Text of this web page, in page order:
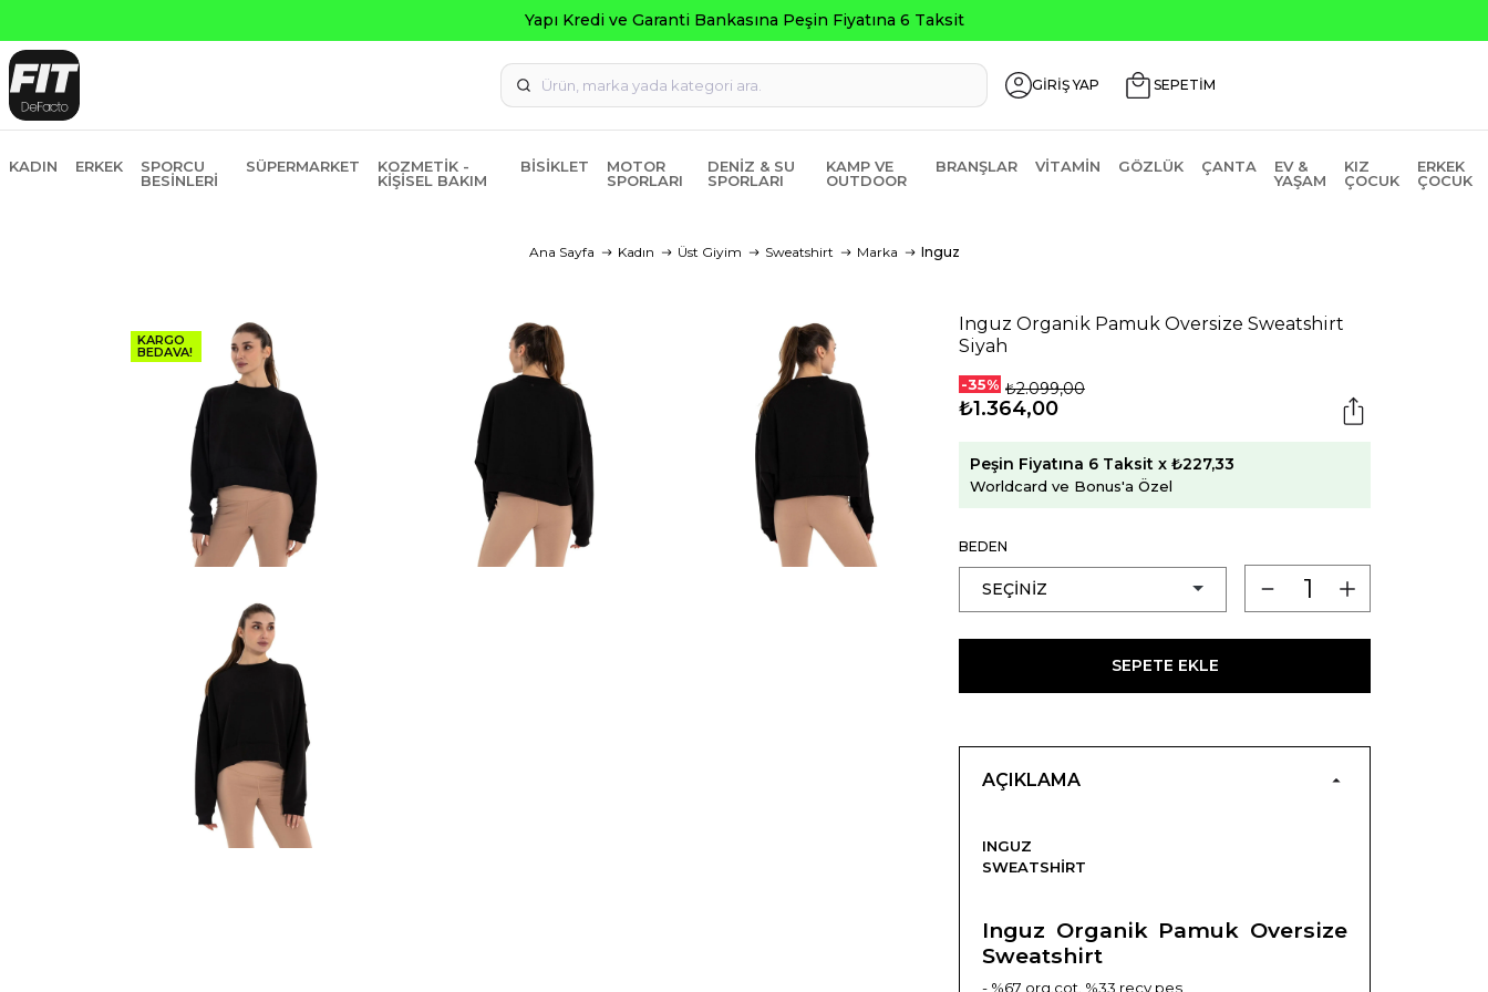
Seçili Ürünlerde ₺2000 Üzeri ₺200 İndirim Kodu: AGUSTOS200
GİRİŞ YAP SEPETİM
KADIN ERKEK
SPORCU
BESINLERI
SÜPERMARKET
KOZMETIK -
KIŞISEL BAKIM
BISIKLET
MOTOR
SPORLARI
DENIZ & SU
SPORLARI
KAMP VE
OUTDOOR
BRANŞLAR VITAMIN GÖZLÜK ÇANTA
EV &
YAŞAM
KIZ
ÇOCUK
ERKEK
ÇOCUK
Ana Sayfa Kadın Üst Giyim Sweatshirt Marka Inguz
KARGO
BEDAVA!
Inguz Organik Pamuk Oversize Sweatshirt
Siyah
-35% ₺2.099,00
₺1.364,00
Peşin Fiyatına 6 Taksit x ₺227,33
Worldcard ve Bonus'a Özel
BEDEN
SEPETE EKLE
AÇIKLAMA
INGUZ
SWEATSHIRT
Inguz Organik Pamuk Oversize
Sweatshirt
- %67 org.cot. %33 recy pes